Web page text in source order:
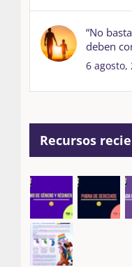
“No
deben
6 agosto,
Recursos